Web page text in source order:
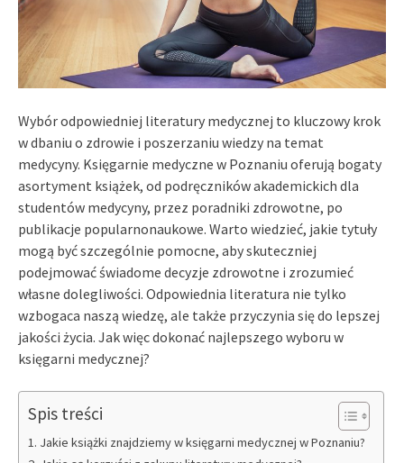
Wybór odpowiedniej literatury medycznej to kluczowy krok
w dbaniu o zdrowie i poszerzaniu wiedzy na temat
medycyny. Księgarnie medyczne w Poznaniu oferują bogaty
asortyment książek, od podręczników akademickich dla
studentów medycyny, przez poradniki zdrowotne, po
publikacje popularnonaukowe. Warto wiedzieć, jakie tytuły
mogą być szczególnie pomocne, aby skuteczniej
podejmować świadome decyzje zdrowotne i zrozumieć
własne dolegliwości. Odpowiednia literatura nie tylko
wzbogaca naszą wiedzę, ale także przyczynia się do lepszej
jakości życia. Jak więc dokonać najlepszego wyboru w
księgarni medycznej?
Spis treści
Jakie książki znajdziemy w księgarni medycznej w Poznaniu?